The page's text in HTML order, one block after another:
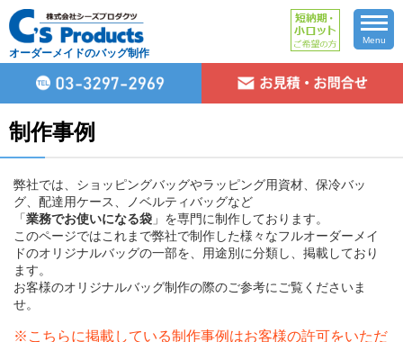
オーダーメイドのバッグ制作
Menu
制作事例
弊社では、ショッピングバッグやラッピング用資材、保冷バッ
グ、配達用ケース、ノベルティバッグなど
「業務でお使いになる袋 」を専門に制作しております。
このページではこれまで弊社で制作した様々なフルオーダーメイ
ドのオリジナルバッグの一部を、用途別に分類し、掲載しており
ます。
お客様のオリジナルバッグ制作の際のご参考にご覧くださいま
せ。
※こちらに掲載している制作事例はお客様の許可をいただ